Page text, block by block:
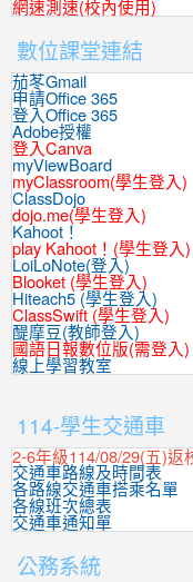
網速測速(校內使用)
數位課堂連結
茄苳Gmail
申請Office 365
登入Office 365
Adobe授權
登入Canva
myViewBoard
myClassroom(學生登入)
ClassDojo
dojo.me(學生登入)
Kahoot！
play Kahoot！(學生登入)
LoiLoNote(登入)
Blooket (學生登入)
Hiteach5 (學生登入)
ClassSwift (學生登入)
醍摩豆(教師登入)
國語日報數位版(需登入)
線上學習教室
114-學生交通車
2-6年級114/08/29(五)返
交通車路線及時間表
各路線交通車搭乘名單
各線班次總表
交通車通知單
公務系統